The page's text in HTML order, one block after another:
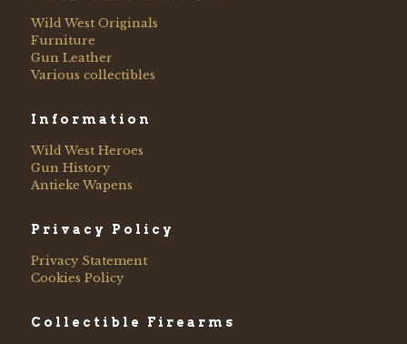
Wild West Originals
Furniture
Gun Leather
Various collectibles
Information
Wild West Heroes
Gun History
Antieke Wapens
Privacy Policy
Privacy Statement
Cookies Policy
Collectible Firearms